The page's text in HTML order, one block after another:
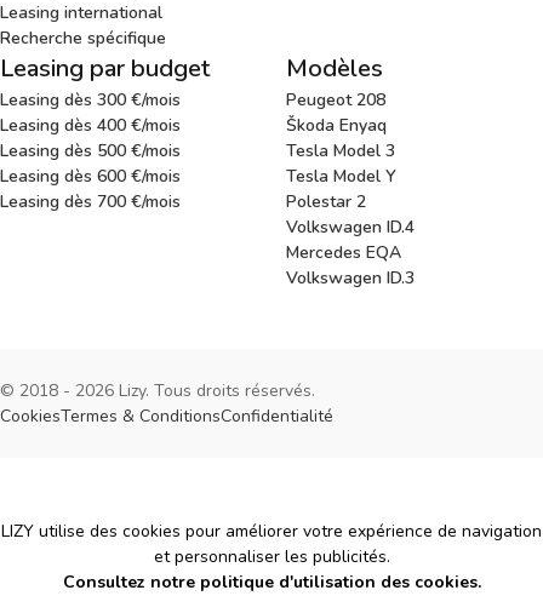
Leasing international
Recherche spécifique
Leasing par budget
Leasing dès 300 €/mois
Leasing dès 400 €/mois
Leasing dès 500 €/mois
Leasing dès 600 €/mois
Leasing dès 700 €/mois
Modèles
Peugeot 208
Škoda Enyaq
Tesla Model 3
Tesla Model Y
Polestar 2
Volkswagen ID.4
Mercedes EQA
Volkswagen ID.3
© 2018 - 2026 Lizy. Tous droits réservés.
CookiesTermes & ConditionsConfidentialité
Cookies
LIZY utilise des cookies pour améliorer votre expérience de navigation
et personnaliser les publicités.
Consultez notre politique d'utilisation des cookies.